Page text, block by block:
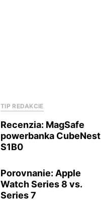
TIP REDAKCIE
Recenzia: MagSafe
powerbanka CubeNest
S1B0
Porovnanie: Apple
Watch Series 8 vs.
Series 7